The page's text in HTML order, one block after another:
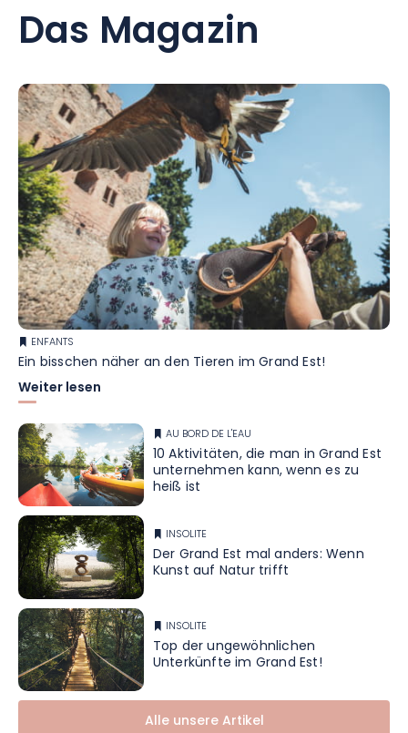
Das Magazin
ENFANTS
Ein bisschen näher an den Tieren im Grand Est!
Weiter lesen
AU BORD DE L'EAU
10 Aktivitäten, die man in Grand Est
unternehmen kann, wenn es zu
heiß ist
INSOLITE
Der Grand Est mal anders: Wenn
Kunst auf Natur trifft
INSOLITE
Top der ungewöhnlichen
Unterkünfte im Grand Est!
Alle unsere Artikel